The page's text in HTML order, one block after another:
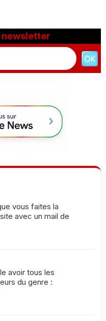
newsletter
vous faites la
avec un mail de
avoir tous les
du genre :